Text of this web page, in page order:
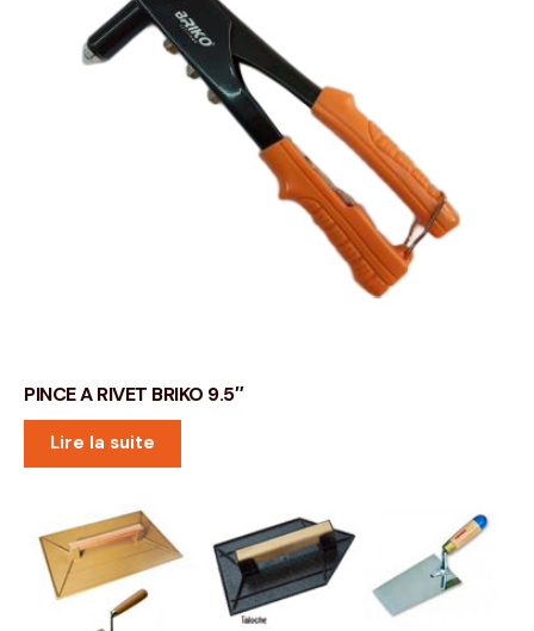
PINCE A RIVET BRIKO 9.5″
Lire la suite